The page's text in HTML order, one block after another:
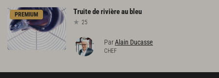
PREMIUM Truitederivièreau bleu
25
ParAlain Ducasse
CHEF